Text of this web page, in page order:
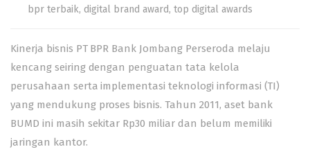
bpr terbaik, digital brand award, top digital awards
Kinerja bisnis PT BPR Bank Jombang Perseroda melaju
kencang seiring dengan penguatan tata kelola
perusahaan serta implementasi teknologi informasi (TI)
yang mendukung proses bisnis. Tahun 2011, aset bank
BUMD ini masih sekitar Rp30 miliar dan belum memiliki
jaringan kantor.